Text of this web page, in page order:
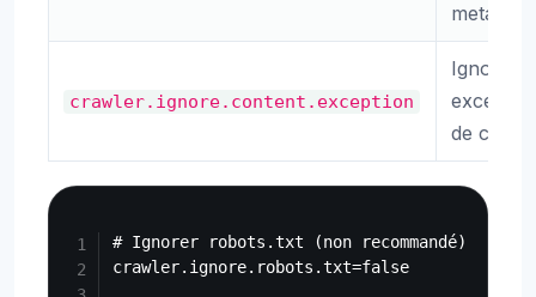
meta
crawler.ignore.content.exception
Ignorer
de
# Ignorer robots.txt (non recommandé)
crawler.ignore.robots.txt=false